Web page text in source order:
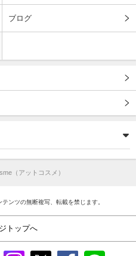
ブログ
（アットコスメ）
ンツの無断複写、転載を禁じます。
トップへ